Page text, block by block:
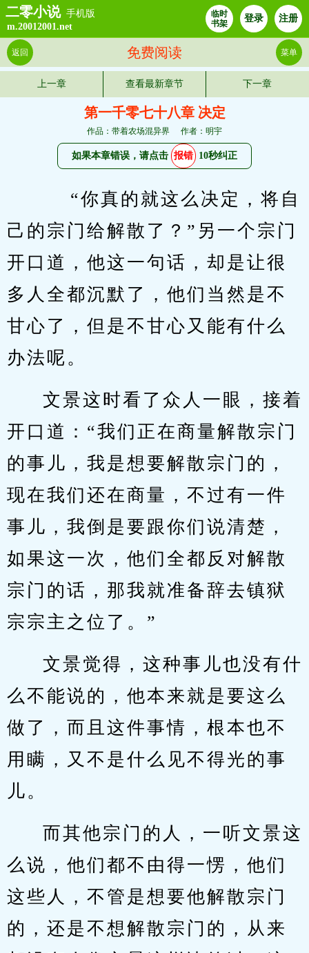
二零小说 手机版
m.20012001.net
临时
书架
登录 注册
免费阅读
返回 菜单
上一章 查看最新章节 下一章
第一千零七十八章 决定
作品：带着农场混异界 作者：明宇
如果本章错误，请点击 报错 10秒纠正
己的宗门给解散了？”另一个宗门
开口道，他这一句话，却是让很
多人全都沉默了，他们当然是不
甘心了，但是不甘心又能有什么
办法呢。
文景这时看了众人一眼，接着
开口道：“我们正在商量解散宗门
的事儿，我是想要解散宗门的，
现在我们还在商量，不过有一件
事儿，我倒是要跟你们说清楚，
如果这一次，他们全都反对解散
宗门的话，那我就准备辞去镇狱
宗宗主之位了。”
文景觉得，这种事儿也没有什
么不能说的，他本来就是要这么
做了，而且这件事情，根本也不
用瞒，又不是什么见不得光的事
儿。
而其他宗门的人，一听文景这
么说，他们都不由得一愣，他们
这些人，不管是想要他解散宗门
的，还是不想解散宗门的，从来